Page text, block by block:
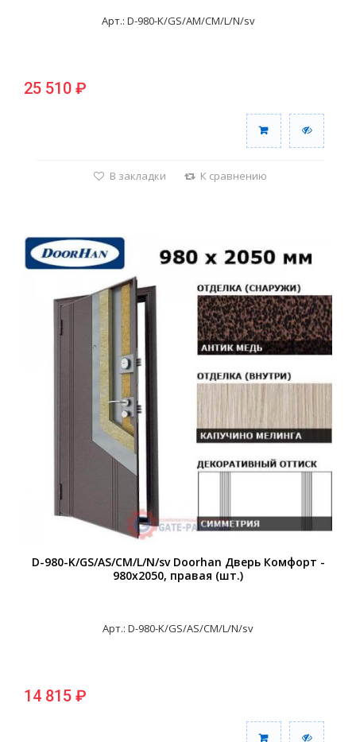
Арт.: D-980-K/GS/AM/CM/L/N/sv
25 510 ₽
В закладки К сравнению
D-980-K/GS/AS/CM/L/N/sv Doorhan Дверь Комфорт -
980х2050, правая (шт.)
Арт.: D-980-K/GS/AS/CM/L/N/sv
14 815 ₽